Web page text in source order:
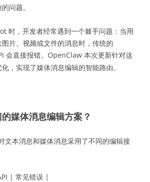
问题。
时，开发者经常遇到一个棘手问题：当用
片、视频或文件的消息时，传统的
会直接报错。OpenClaw 本次更新针对这
，实现了媒体消息编辑的智能路由。
媒体消息编辑方案？
文本消息和媒体消息采用了不同的编辑接
| 常见错误 |